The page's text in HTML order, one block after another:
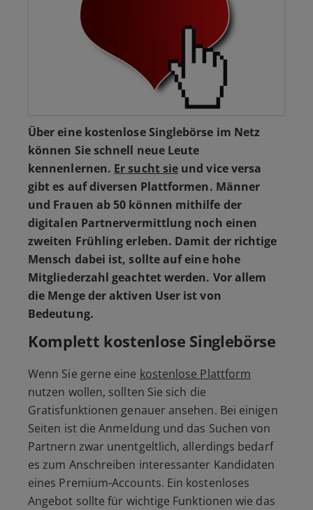
Über eine kostenlose Singlebörse im Netz
können Sie schnell neue Leute
kennenlernen. Er sucht sie und vice versa
gibt es auf diversen Plattformen. Männer
und Frauen ab 50 können mithilfe der
digitalen Partnervermittlung noch einen
zweiten Frühling erleben. Damit der richtige
Mensch dabei ist, sollte auf eine hohe
Mitgliederzahl geachtet werden. Vor allem
die Menge der aktiven User ist von
Bedeutung.
Komplett kostenlose Singlebörse
Wenn Sie gerne eine kostenlose Plattform
nutzen wollen, sollten Sie sich die
Gratisfunktionen genauer ansehen. Bei einigen
Seiten ist die Anmeldung und das Suchen von
Partnern zwar unentgeltlich, allerdings bedarf
es zum Anschreiben interessanter Kandidaten
eines Premium-Accounts. Ein kostenloses
Angebot sollte für wichtige Funktionen wie das